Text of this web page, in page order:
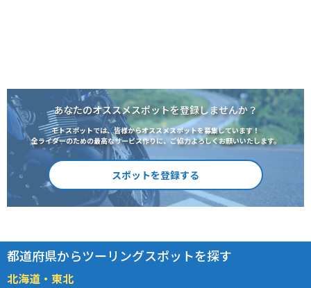
あなたのオススメスポットを登録しませんか？
モトスポットでは、皆様からオススメスポットを募集しています！
全ライダーのための最高なサービス作りに、ご協力よろしくお願いいたします。
スポットを登録する
都道府県からツーリングスポットを探す
北海道・東北